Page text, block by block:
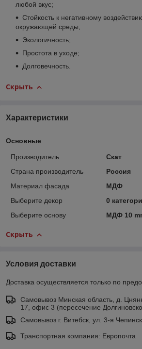
любой вкус;
Стойкость к негативному
окружающей среды;
Экологичность;
Простота в уходе;
Долговечность.
Скрыть
Характеристики
Основные
Производитель
Скат
Страна производитель
Россия
Материал фасада
МДФ
Выберите декор
0
Выберите основу
МДФ 10
Скрыть
Условия доставки
Доставка осуществляется только по
Самовывоз Минская область, д.
17, офис 3 (пересечение
Самовывоз г. Витебск, ул. 3-я
Транспортная компания: Европочта